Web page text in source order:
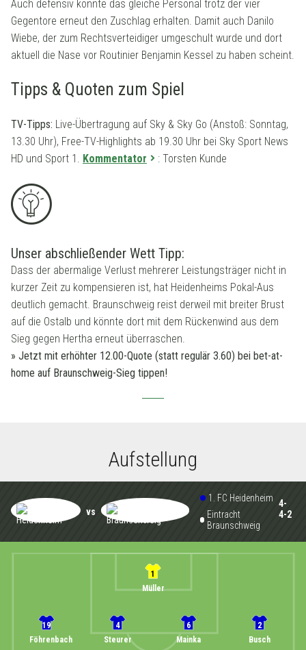
Auch defensiv könnte das gleiche Personal trotz der vier
Gegentore erneut den Zuschlag erhalten. Damit auch Danilo
Wiebe, der zum Rechtsverteidiger umgeschult wurde und dort
aktuell die Nase vor Routinier Benjamin Kessel zu haben scheint.
Tipps & Quoten zum Spiel
TV-Tipps: Live-Übertragung auf Sky & Sky Go (Anstoß: Sonntag,
13.30 Uhr), Free-TV-Highlights ab 19.30 Uhr bei Sky Sport News
HD und Sport 1. Kommentator : Torsten Kunde
Unser abschließender Wett Tipp:
Dass der abermalige Verlust mehrerer Leistungsträger nicht in
kurzer Zeit zu kompensieren ist, hat Heidenheims Pokal-Aus
deutlich gemacht. Braunschweig reist derweil mit breiter Brust
auf die Ostalb und könnte dort mit dem Rückenwind aus dem
Sieg gegen Hertha erneut überraschen.
» Jetzt mit erhöhter 12.00-Quote (statt regulär 3.60) bei bet-at-
home auf Braunschweig-Sieg tippen!
Aufstellung
vs
1. FC Heidenheim
Eintracht
Braunschweig
4-
4-2
1
Müller
2
Busch
6
Mainka
4
Steurer
19
Föhrenbach